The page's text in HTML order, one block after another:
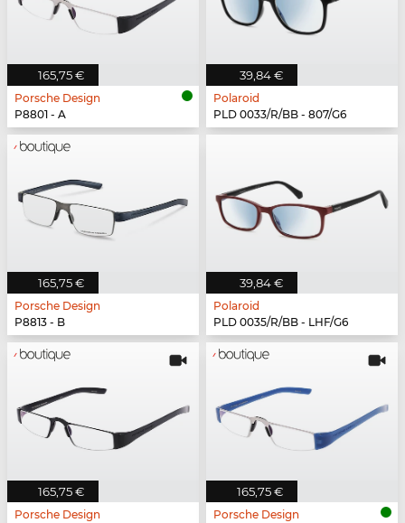
165,75 €
Porsche Design
P8801 - A
39,84 €
Polaroid
PLD 0033/R/BB - 807/G6
165,75 €
Porsche Design
P8813 - B
39,84 €
Polaroid
PLD 0035/R/BB - LHF/G6
165,75 €
Porsche Design
165,75 €
Porsche Design